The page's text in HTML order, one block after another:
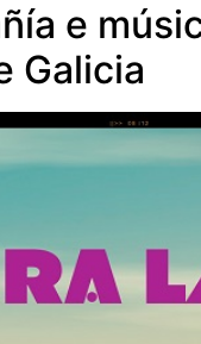
e
Galicia